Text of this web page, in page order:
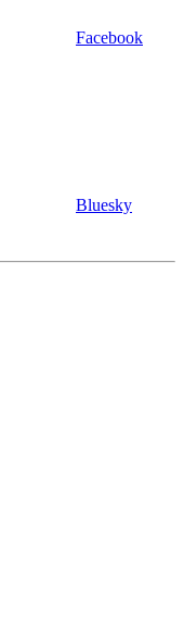
Facebook
Bluesky